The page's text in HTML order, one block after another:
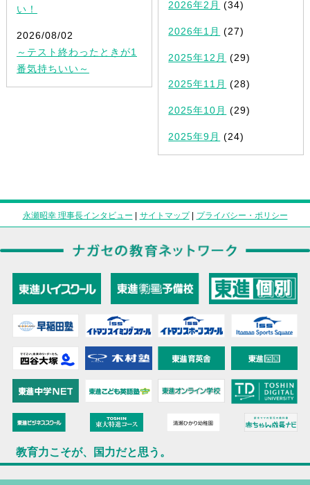
い！
2026/08/02
～テスト終わったときが1
番気持ちいい～
2026年2月 (34)
2026年1月 (27)
2025年12月 (29)
2025年11月 (28)
2025年10月 (29)
2025年9月 (24)
永瀬昭幸 理事長インタビュー | サイトマップ| プライバシー・ポリシー
教育力こそが、国力だと思う。